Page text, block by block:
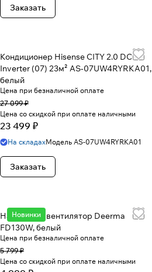
Заказать
Кондиционер Hisense CITY 2.0 DC
Inverter (07) 23м² AS-07UW4RYRKA01,
белый
Цена при безналичной оплате
27 099 ₽
Цена со скидкой при оплате наличными
23 499 ₽
На складахМодель AS-07UW4RYRKA01
Заказать
Новинки
Напольный вентилятор Deerma
FD130W, белый
Цена при безналичной оплате
5 799 ₽
Цена со скидкой при оплате наличными